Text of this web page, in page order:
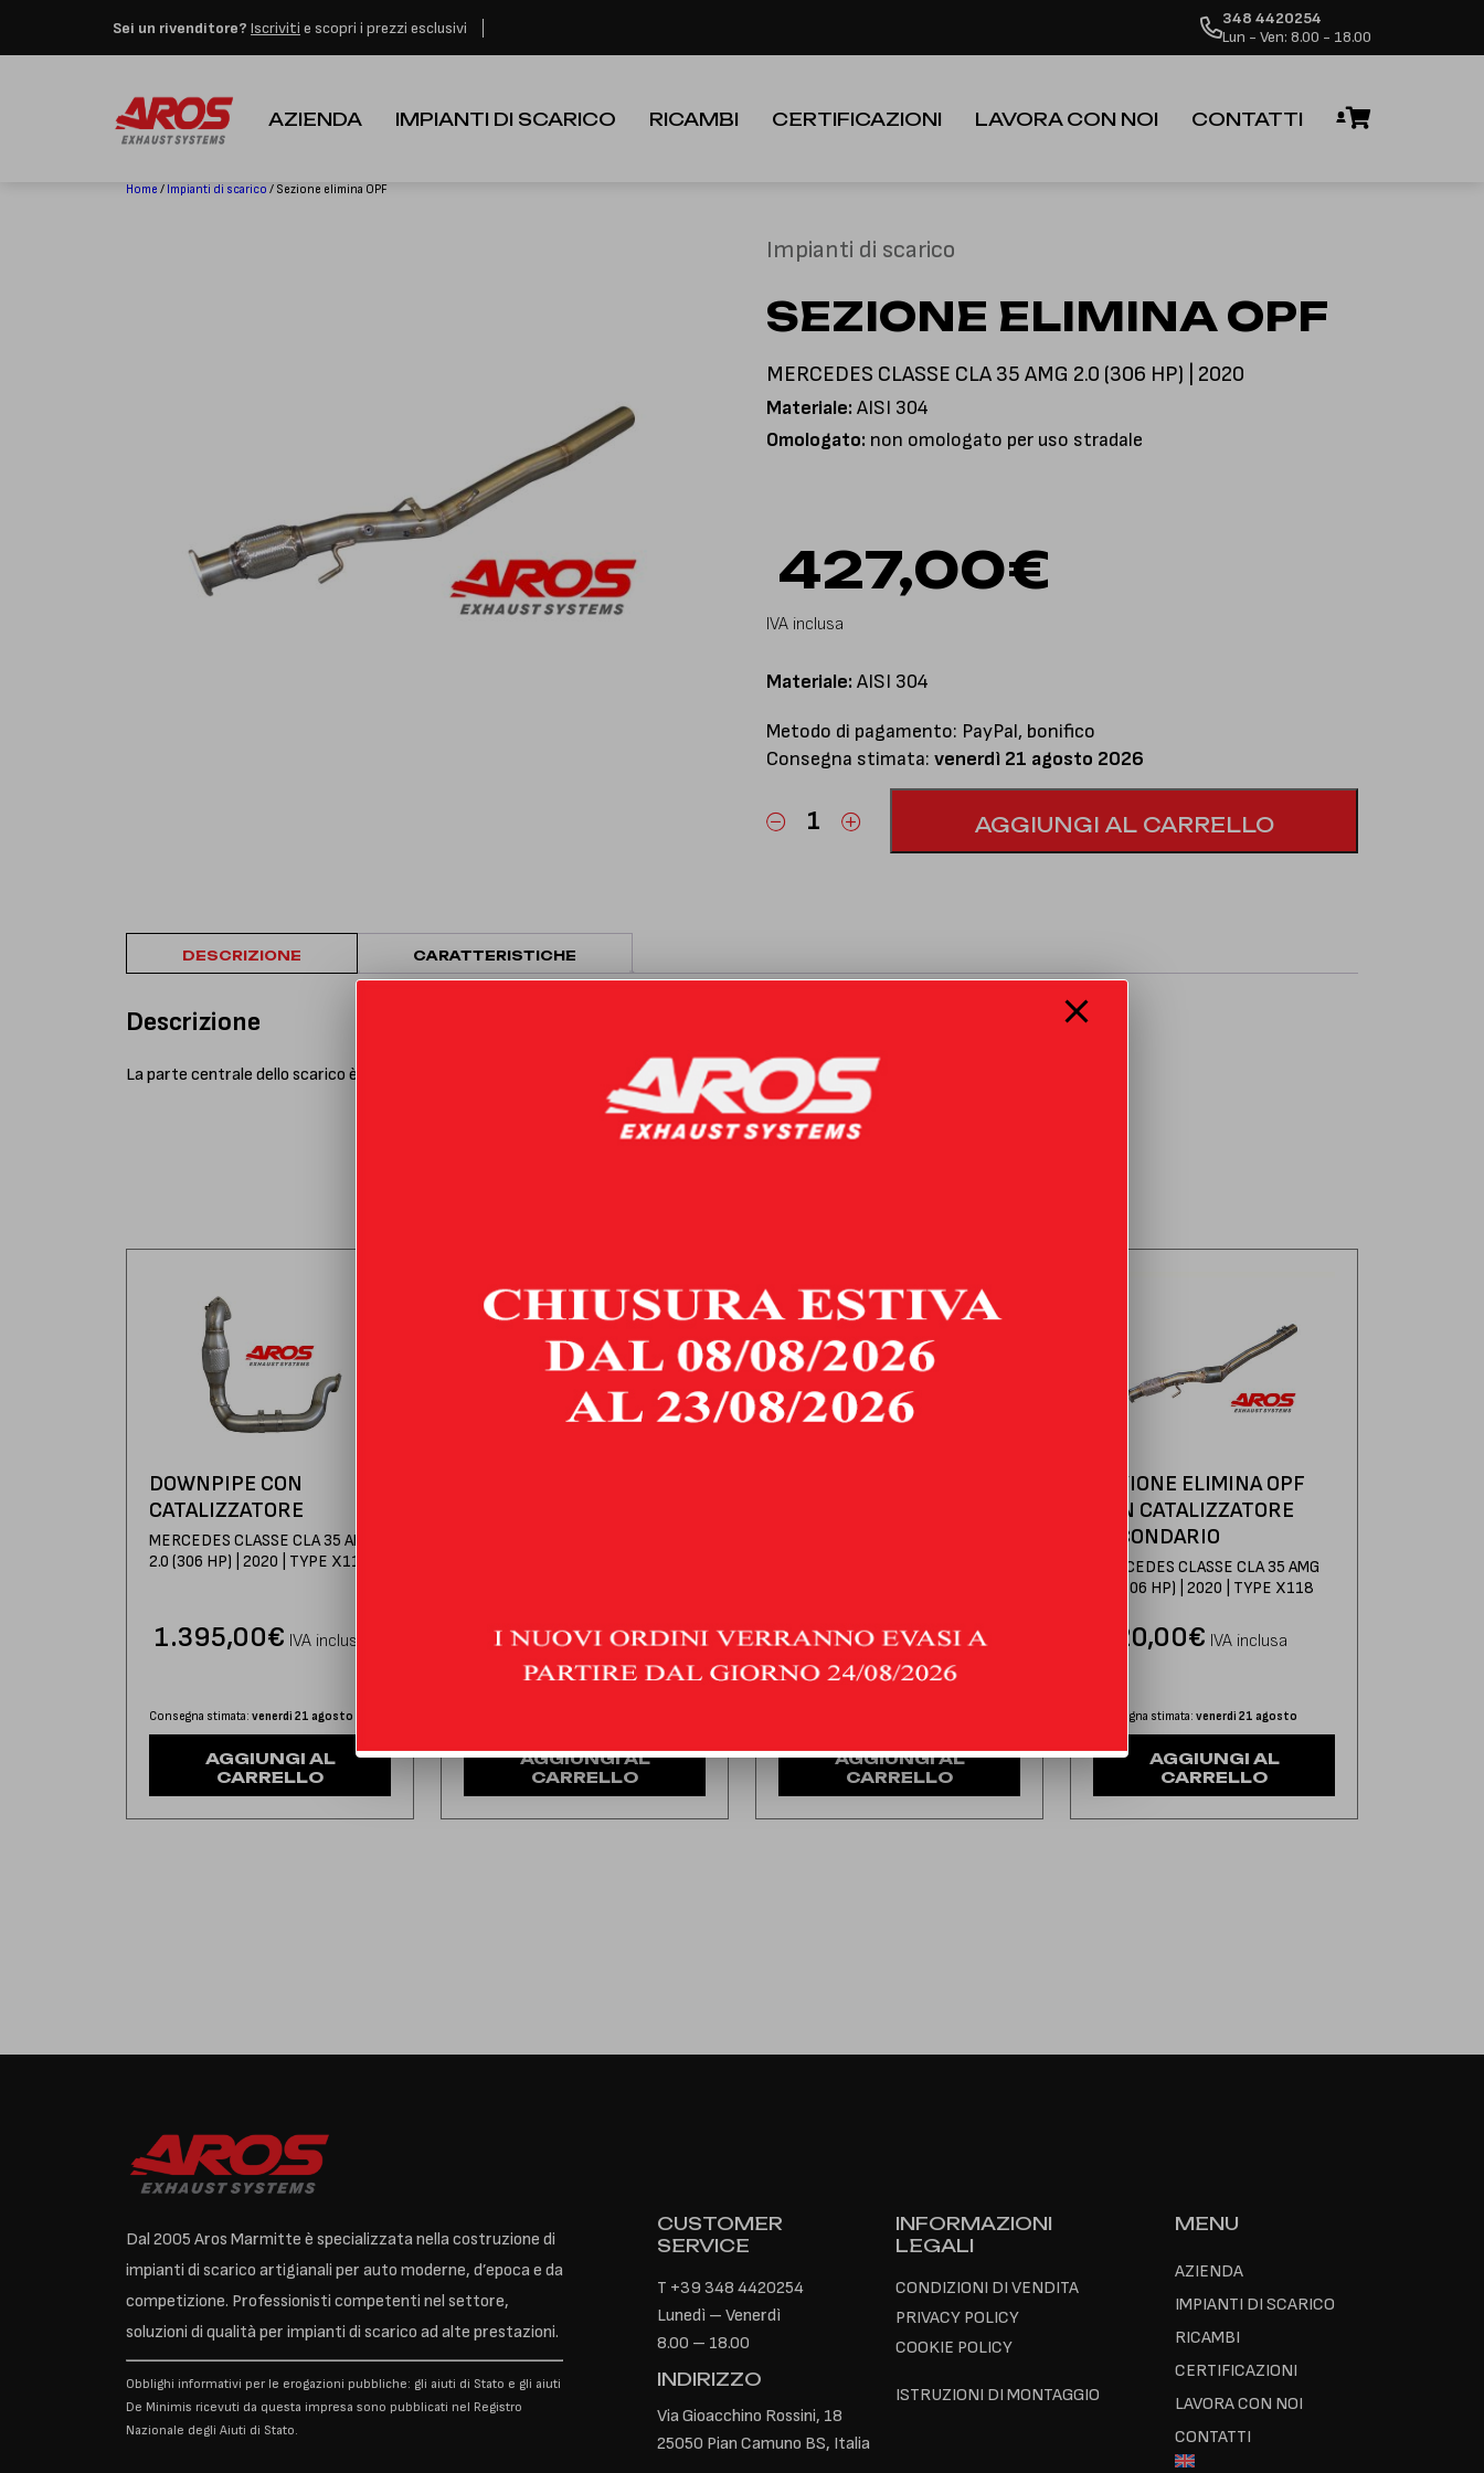
Sei un rivenditore? Iscriviti e scopri i prezzi esclusivi
348 4420254
Lun - Ven: 8.00 - 18.00
AZIENDA IMPIANTI DI SCARICO RICAMBI CERTIFICAZIONI LAVORA CON NOI CONTATTI
Home / Impianti di scarico / Sezione elimina OPF
Impianti di scarico
SEZIONE ELIMINA OPF
MERCEDES CLASSE CLA 35 AMG 2.0 (306 HP) | 2020
Materiale: AISI 304
Omologato: non omologato per uso stradale
€
427,00
IVA inclusa
Materiale:AISI 304
Metodo di pagamento: PayPal, bonifico
Consegna stimata:venerdì 21 agosto 2026
Sezione
AGGIUNGI AL CARRELLO
DESCRIZIONE CARATTERISTICHE
Descrizione
La parte centrale dello scarico è progettata per garantire un deflusso ottimale dei gas di scarico, un confort di marcia gradevole e l’
DOWNPIPE CON
CATALIZZATORE
MERCEDES CLASSE CLA 35 AMG
2.0 (306 HP) | 2020 | TYPE X118
€
1.395,00 IVA inclusa
Consegna stimata: venerdì 21 agosto
AGGIUNGI AL
CARRELLO
€
1.040,00 IVA inclusa
AGGIUNGI AL
CARRELLO
€
427,00 IVA inclusa
AGGIUNGI AL
CARRELLO
SEZIONE ELIMINA OPF
CON CATALIZZATORE
SECONDARIO
MERCEDES CLASSE CLA 35 AMG
2.0 (306 HP) | 2020 | TYPE X118
€
620,00 IVA inclusa
Consegna stimata: venerdì 21 agosto
AGGIUNGI AL
CARRELLO
Dal 2005 Aros Marmitte è specializzata nella costruzione di
impianti di scarico artigianali per auto moderne, d’epoca e da
competizione. Professionisti competenti nel settore,
soluzioni di qualità per impianti di scarico ad alte prestazioni.
Obblighi informativi per le erogazioni pubbliche: gli aiuti di Stato e gli aiuti
De Minimis ricevuti da questa impresa sono pubblicati nel Registro
Nazionale degli Aiuti di Stato.
CUSTOMER
SERVICE
T +39 348 4420254
Lunedì – Venerdì
8.00 – 18.00
INDIRIZZO
Via Gioacchino Rossini, 18
25050 Pian Camuno BS, Italia
INFORMAZIONI
LEGALI
CONDIZIONI DI VENDITA
PRIVACY POLICY
COOKIE POLICY
ISTRUZIONI DI MONTAGGIO
MENU
AZIENDA
IMPIANTI DI SCARICO
RICAMBI
CERTIFICAZIONI
LAVORA CON NOI
CONTATTI
Aros rimarrà chiusa per le festività dall'8 al 23 Agosto. I nuovi ordini verranno evasi a partire dalla riapertura.